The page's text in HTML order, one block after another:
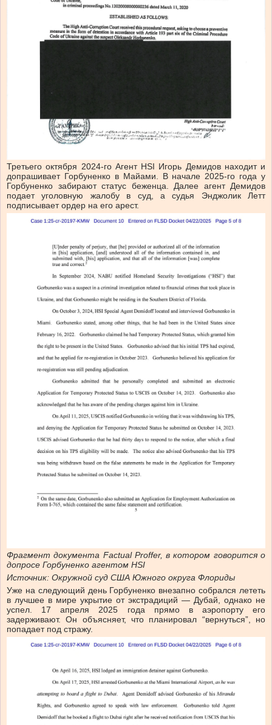
Третьего октября 2024-го Агент HSI Игорь Демидов находит и
допрашивает Горбуненко в Майами. В начале 2025-го года у
Горбуненко забирают статус беженца. Далее агент Демидов
подает уголовную жалобу в суд, а судья Энджолик Летт
подписывает ордер на его арест.
Фрагмент документа Factual Proffer, в котором говорится о
допросе Горбуненко агентом HSI
Источник: Окружной суд США Южного округа Флориды
Уже на следующий день Горбуненко внезапно собрался лететь
в лучшее в мире укрытие от экстрадиций — Дубай, однако не
успел. 17 апреля 2025 года прямо в аэропорту его
задерживают. Он объясняет, что планировал “вернуться”, но
попадает под стражу.